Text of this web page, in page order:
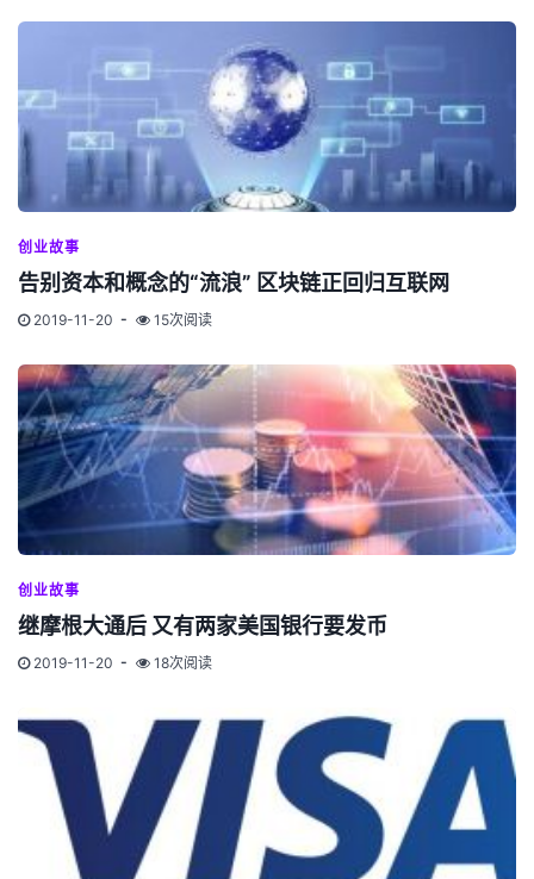
创业故事
告别资本和概念的“流浪” 区块链正回归互联网
2019-11-20 15次阅读
创业故事
继摩根大通后 又有两家美国银行要发币
2019-11-20 18次阅读